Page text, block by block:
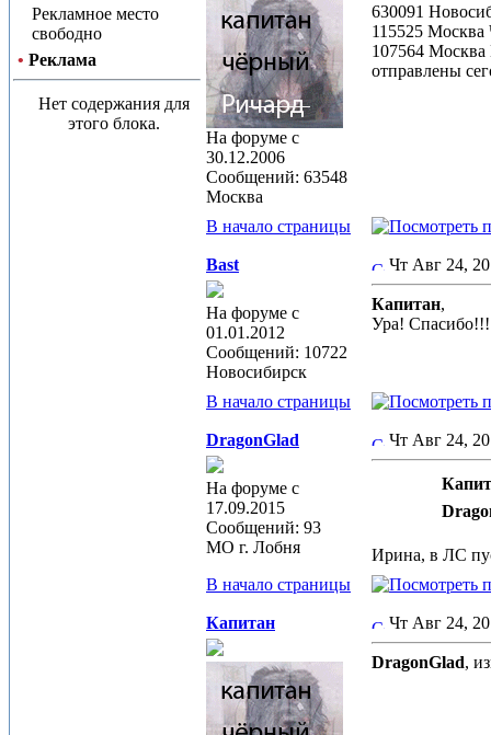
Рекламное место
свободно
• Реклама
Нет содержания для
этого блока.
На форуме с
30.12.2006
Сообщений: 63548
Москва
630091
115525 Москва
107564 Москва
отправлены
В начало страницы
Bast
На форуме с
01.01.2012
Сообщений: 10722
Новосибирск
Чт Авг 24,
Капитан,
Ура! Спасибо!!!
В начало страницы
DragonGlad
На форуме с
17.09.2015
Сообщений: 93
МО г. Лобня
Чт Авг 24,
Ирина, в ЛС
В начало страницы
Капитан Чт Авг 24,
DragonGlad,